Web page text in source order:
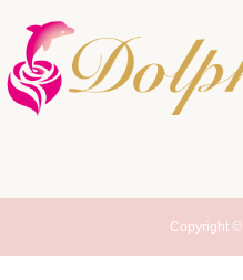
Copyright ©